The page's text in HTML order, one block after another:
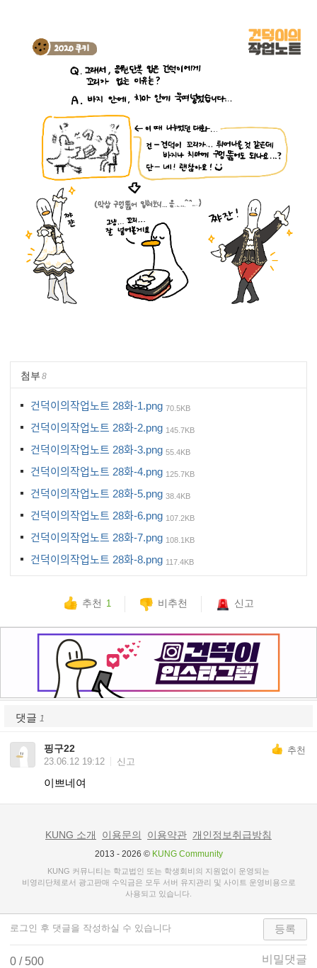
첨부 8
건덕이의작업노트 28화-1.png 70.5KB
건덕이의작업노트 28화-2.png 145.7KB
건덕이의작업노트 28화-3.png 55.4KB
건덕이의작업노트 28화-4.png 125.7KB
건덕이의작업노트 28화-5.png 38.4KB
건덕이의작업노트 28화-6.png 107.2KB
건덕이의작업노트 28화-7.png 108.1KB
건덕이의작업노트 28화-8.png 117.4KB
추천 1 비추천 신고
댓글 1
핑구22
추천
23.06.12 19:12
신고
이쁘네여
등록
0 / 500 비밀댓글
KUNG 소개 이용문의 이용약관 개인정보취급방침
2013 - 2026 © KUNG Community
KUNG 커뮤니티는 학교법인 또는 학생회비의 지원없이 운영되는
비영리단체로서 광고판매 수익금은 모두 서버 유지관리 및 사이트 운영비용으로
사용되고 있습니다.